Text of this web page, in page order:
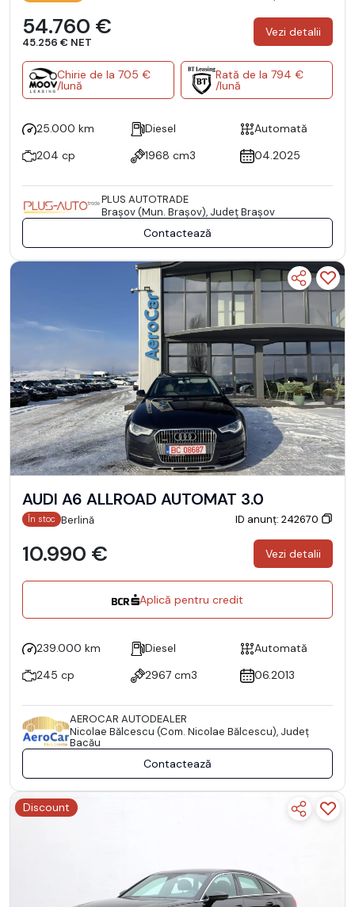
54.760 €
45.256 € NET
Vezi detalii
Chirie de la 705 €
/lună
Rată de la 794 €
/lună
25.000 km Diesel
Automată
204 cp
1968 cm3 04.2025
PLUS AUTOTRADE
Braşov (Mun. Braşov), Județ Braşov
Contactează
AUDI A6 ALLROAD AUTOMAT 3.0
În stoc Berlină ID anunț: 242670
10.990 € Vezi detalii
Aplică pentru credit
239.000 km Diesel
Automată
245 cp
2967 cm3 06.2013
AEROCAR AUTODEALER
Nicolae Bălcescu (Com. Nicolae Bălcescu), Județ
Bacău
Contactează
Discount